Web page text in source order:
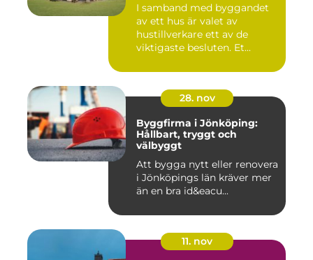
I samband med byggandet
av ett hus är valet av
hustillverkare ett av de
viktigaste besluten. Et...
28. nov
Byggfirma i Jönköping:
Hållbart, tryggt och
välbyggt
Att bygga nytt eller renovera
i Jönköpings län kräver mer
än en bra id&eacu...
11. nov